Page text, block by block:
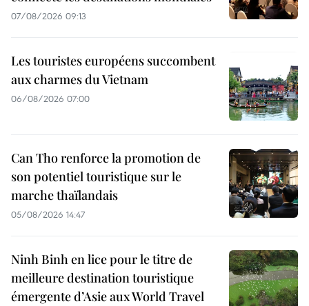
07/08/2026 09:13
Les touristes européens succombent
aux charmes du Vietnam
06/08/2026 07:00
Can Tho renforce la promotion de
son potentiel touristique sur le
marche thaïlandais
05/08/2026 14:47
Ninh Binh en lice pour le titre de
meilleure destination touristique
émergente d’Asie aux World Travel